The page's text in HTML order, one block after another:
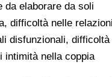
da elaborare da soli
difficoltà nelle relazioni
disfunzionali,
intimità nella coppia